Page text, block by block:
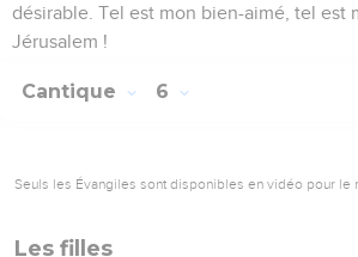
désirable. Tel est mon bien-aimé, tel est
Jérusalem !
Cantique 6
Seuls les Évangiles sont disponibles en vidéo pour le
Les filles